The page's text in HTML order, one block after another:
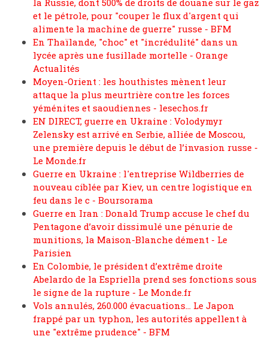
la Russie, dont 500% de droits de douane sur le gaz
et le pétrole, pour "couper le flux d'argent qui
alimente la machine de guerre" russe - BFM
En Thaïlande, "choc" et "incrédulité" dans un
lycée après une fusillade mortelle - Orange
Actualités
Moyen-Orient : les houthistes mènent leur
attaque la plus meurtrière contre les forces
yéménites et saoudiennes - lesechos.fr
EN DIRECT, guerre en Ukraine : Volodymyr
Zelensky est arrivé en Serbie, alliée de Moscou,
une première depuis le début de l’invasion russe -
Le Monde.fr
Guerre en Ukraine : l'entreprise Wildberries de
nouveau ciblée par Kiev, un centre logistique en
feu dans le c - Boursorama
Guerre en Iran : Donald Trump accuse le chef du
Pentagone d’avoir dissimulé une pénurie de
munitions, la Maison-Blanche dément - Le
Parisien
En Colombie, le président d’extrême droite
Abelardo de la Espriella prend ses fonctions sous
le signe de la rupture - Le Monde.fr
Vols annulés, 260.000 évacuations... Le Japon
frappé par un typhon, les autorités appellent à
une "extrême prudence" - BFM